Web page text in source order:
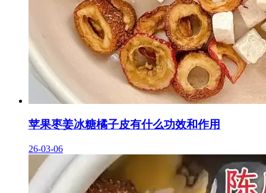
苹果枣姜冰糖橘子皮有什么功效和作用
26-03-06